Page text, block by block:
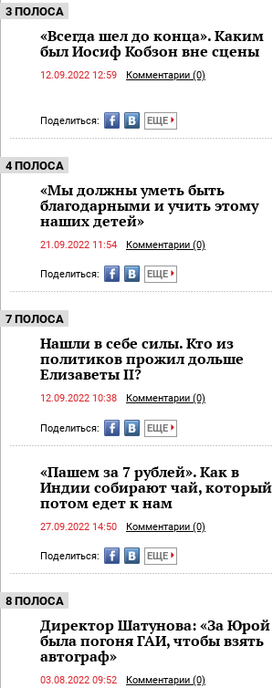
3 ПОЛОСА
«Всегда шел до конца». Каким
был Иосиф Кобзон вне сцены
12.09.2022 12:59 Комментарии (0)
Поделиться: ЕЩЕ
4 ПОЛОСА
«Мы должны уметь быть
благодарными и учить этому
наших детей»
21.09.2022 11:54 Комментарии (0)
Поделиться: ЕЩЕ
7 ПОЛОСА
Нашли в себе силы. Кто из
политиков прожил дольше
Елизаветы II?
12.09.2022 10:38 Комментарии (0)
Поделиться: ЕЩЕ
«Пашем за 7 рублей». Как в
Индии собирают чай, который
потом едет к нам
27.09.2022 14:50 Комментарии (0)
Поделиться: ЕЩЕ
8 ПОЛОСА
Директор Шатунова: «За Юрой
была погоня ГАИ, чтобы взять
автограф»
03.08.2022 09:52 Комментарии (0)